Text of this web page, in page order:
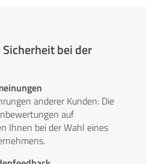
bei der
anderer Kunden: Die
auf
Ihnen bei der Wahl eines